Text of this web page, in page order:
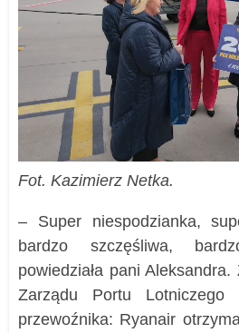
Fot. Kazimierz Netka.
– Super niespodzianka,
bardzo szczęśliwa,
powiedziała pani
Zarządu Portu
przewoźnika: Ryanair